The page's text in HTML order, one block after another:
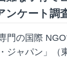
ンケート調
門の国際
ジャパン」（